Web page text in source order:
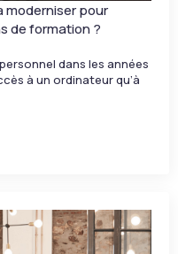
moderniser pour
de formation ?
dans les années
à un ordinateur qu’à